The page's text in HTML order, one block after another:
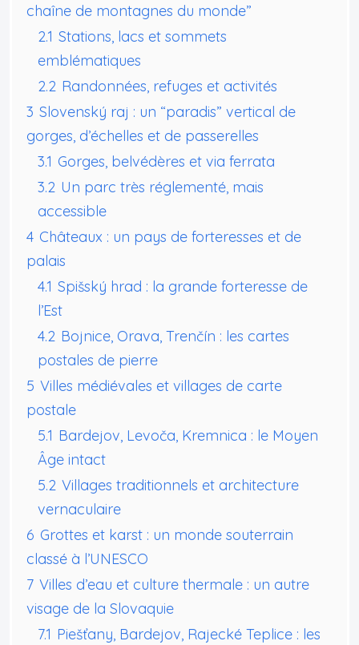
chaîne de montagnes du monde”
2.1 Stations, lacs et sommets
emblématiques
2.2 Randonnées, refuges et activités
3 Slovenský raj : un “paradis” vertical de
gorges, d’échelles et de passerelles
3.1 Gorges, belvédères et via ferrata
3.2 Un parc très réglementé, mais
accessible
4 Châteaux : un pays de forteresses et de
palais
4.1 Spišský hrad : la grande forteresse de
l’Est
4.2 Bojnice, Orava, Trenčín : les cartes
postales de pierre
5 Villes médiévales et villages de carte
postale
5.1 Bardejov, Levoča, Kremnica : le Moyen
Âge intact
5.2 Villages traditionnels et architecture
vernaculaire
6 Grottes et karst : un monde souterrain
classé à l’UNESCO
7 Villes d’eau et culture thermale : un autre
visage de la Slovaquie
7.1 Piešťany, Bardejov, Rajecké Teplice : les